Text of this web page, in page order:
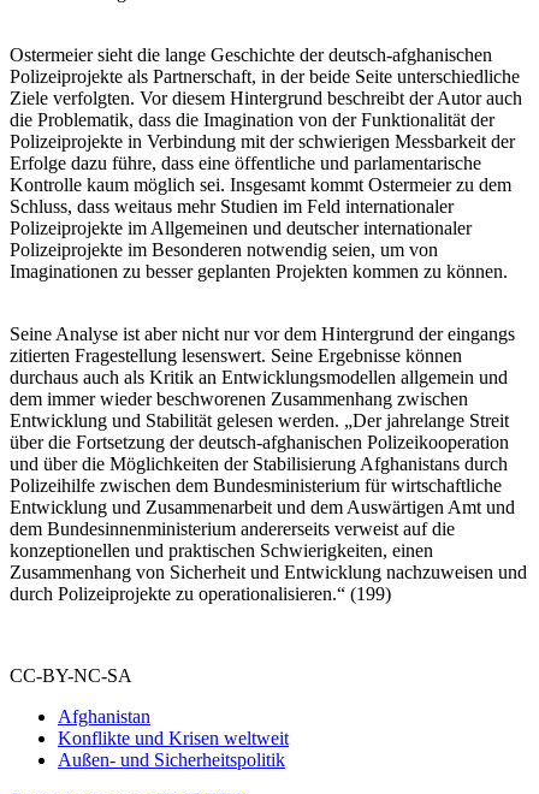
Ostermeier sieht die lange Geschichte der deutsch-afghanischen
Polizeiprojekte als Partnerschaft, in der beide Seite unterschiedliche
Ziele verfolgten. Vor diesem Hintergrund beschreibt der Autor auch
die Problematik, dass die Imagination von der Funktionalität der
Polizeiprojekte in Verbindung mit der schwierigen Messbarkeit der
Erfolge dazu führe, dass eine öffentliche und parlamentarische
Kontrolle kaum möglich sei. Insgesamt kommt Ostermeier zu dem
Schluss, dass weitaus mehr Studien im Feld internationaler
Polizeiprojekte im Allgemeinen und deutscher internationaler
Polizeiprojekte im Besonderen notwendig seien, um von
Imaginationen zu besser geplanten Projekten kommen zu können.
Seine Analyse ist aber nicht nur vor dem Hintergrund der eingangs
zitierten Fragestellung lesenswert. Seine Ergebnisse können
durchaus auch als Kritik an Entwicklungsmodellen allgemein und
dem immer wieder beschworenen Zusammenhang zwischen
Entwicklung und Stabilität gelesen werden. „Der jahrelange Streit
über die Fortsetzung der deutsch-afghanischen Polizeikooperation
und über die Möglichkeiten der Stabilisierung Afghanistans durch
Polizeihilfe zwischen dem Bundesministerium für wirtschaftliche
Entwicklung und Zusammenarbeit und dem Auswärtigen Amt und
dem Bundesinnenministerium andererseits verweist auf die
konzeptionellen und praktischen Schwierigkeiten, einen
Zusammenhang von Sicherheit und Entwicklung nachzuweisen und
durch Polizeiprojekte zu operationalisieren.“ (199)
CC-BY-NC-SA
Afghanistan
Konflikte und Krisen weltweit
Außen- und Sicherheitspolitik